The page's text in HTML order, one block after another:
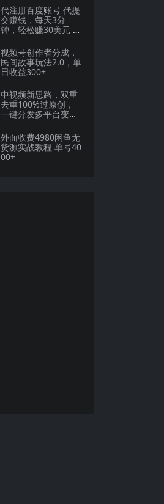
代注册百度账号 代提
交赚钱，每天3分
钟，轻松赚30美元 2
视频号创作者分成，
民间故事玩法2.0，单
日收益300+
中视频新思路，双重
去重100%过原创，
一键分发多平台变
1000
外面收费4980闲鱼无
货源实战教程 单号40
00+